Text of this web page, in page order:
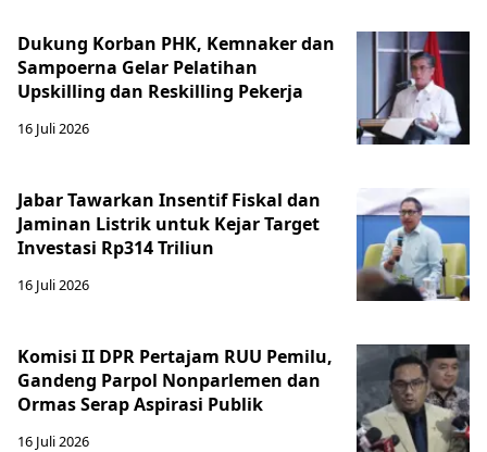
Dukung Korban PHK, Kemnaker dan
Sampoerna Gelar Pelatihan
Upskilling dan Reskilling Pekerja
16 Juli 2026
Jabar Tawarkan Insentif Fiskal dan
Jaminan Listrik untuk Kejar Target
Investasi Rp314 Triliun
16 Juli 2026
Komisi II DPR Pertajam RUU Pemilu,
Gandeng Parpol Nonparlemen dan
Ormas Serap Aspirasi Publik
16 Juli 2026